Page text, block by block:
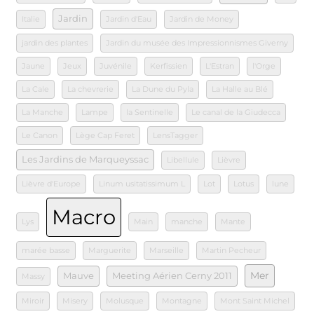
Italie Jardin Jardin d'Eau Jardin de Money
jardin des plantes Jardin du musée des Impressionnismes Giverny
Jaune Jeux Juvénile Kerfissien L'Estran l'Orge
La Cale La chevrerie La Dune du Pyla La Halle au Blé
La Manche Lampe la Sentinelle Le canal de la Giudecca
Le Canon Lège Cap Feret LensTagger
Les Jardins de Marqueyssac Libellule Lièvre
Lièvre d'Europe Linum usitatissimum L Lot Lotus lune
Lys Macro Main manche Mante
marée basse Marguerite Marseille Martin Pecheur
Massy Mauve Meeting Aérien Cerny 2011 Mer
Miroir Misery Molusque Montagne Mont Saint Michel